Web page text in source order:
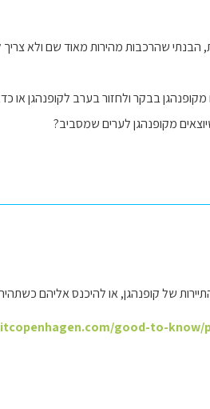
הבנתי שהרכבות מהירות מאוד שם ולא צריך
בבקר ולחזור בערב לקופנהגן או
מקופנהגן לערים שמסביב?
של קופנהגן, או להיכנס אליהם כשתהיה
good-to-